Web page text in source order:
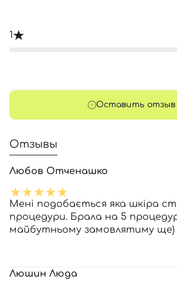
1
Оставить отзыв
Отзывы
Любов Отченашко
Мені подобається яка шкіра
процедури. Брала на 5
майбутньому замовлятиму ще)
Люшин Люда